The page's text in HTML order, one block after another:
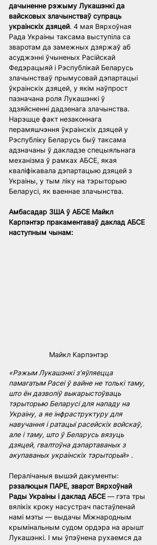
дачыненне рэжыму Лукашэнкі да
вайсковых злачынстваў супраць
украінскіх дзяцей. 4 мая Вярхоўная
Рада Украіны таксама выступіла са
зваротам да замежных дзяржаў аб
асуджэнні ўчыненых Расійскай
Федэрацыяй і Рэспублікай Беларусь
злачынстваў прымусовай дэпартацыі
ўкраінскіх дзяцей, у якім наўпрост
пазначана роля Лукашэнкі ў
здзяйсненні дадзенага злачынства.
Нарэшце факт незаконнага
перамяшчэння ўкраінскіх дзяцей у
Рэспубліку Беларусь быў таксама
адзначаны ў дакладзе спецыяльнага
механізма ў рамках АБСЕ, якая
кваліфікавала дэпартацыю дзяцей з
Украіны, у тым ліку на тэрыторыю
Беларусі, як ваеннае злачынства.
Амбасадар ЗША ў АБСЕ Майкл
Карпэнтэр пракаментаваў даклад АБСЕ
наступным чынам:
Майкл Карпэнтэр
«Рэжым Лукашэнкі з'яўляецца
памагатым Расеі ў вайне не толькі таму,
што ён дазволіў выкарыстоўваць
тэрыторыю Беларусі для нападу на
Украіну, а яе інфраструктуру для
навучання і ратацыі расейскіх войскаў,
але і таму, што ў Беларусь вязуць
дзяцей, гвалтоўна дэпартаваных з
акупаваных украінскіх тэрыторый» .
Пералічаныя вышэй дакументы:
рэзалюцыя ПАРЕ, зварот Вярхоўнай
Рады Украіны і даклад АБСЕ — гэта тры
вялікіх кроку насустрач пастаўленай
намі мэты — выдачы Міжнародным
крымінальным судом ордэра на арышт
Лукашэнкі. І мы ўпэўнена рухаемся да